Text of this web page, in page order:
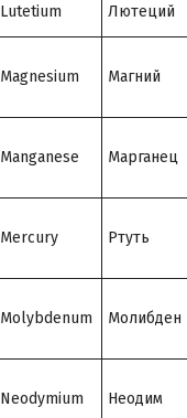
Lutetium Лютеций
Magnesium Магний
Manganese Марганец
Mercury Ртуть
Molybdenum Молибден
Neodymium Неодим